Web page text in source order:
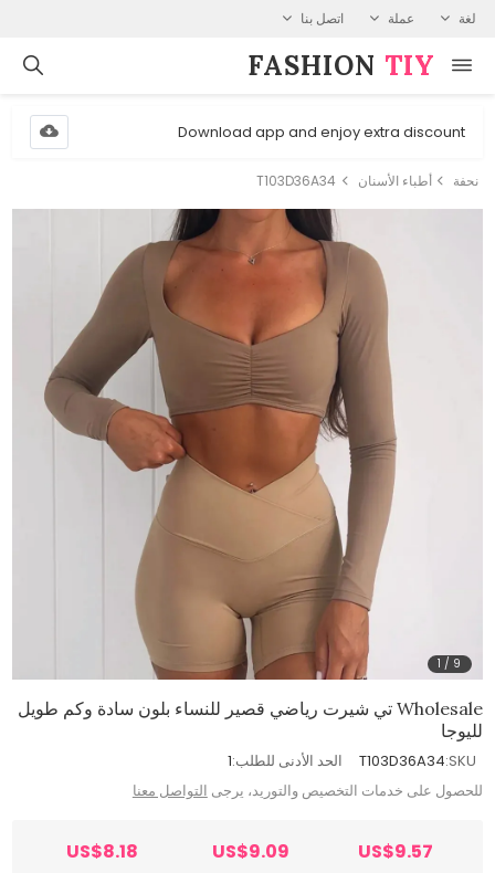
لغة عملة اتصل بنا
FASHION⁠ TIY
Download app and enjoy extra discount
نحفة أطباء الأسنان T103D36A34
1 / 9
Wholesale تي شيرت رياضي قصير للنساء بلون سادة وكم طويل
لليوجا
SKU:
T103D36A34 الحد الأدنى للطلب:1
للحصول على خدمات التخصيص والتوريد، يرجى التواصل معنا
US$9.57
US$9.09
US$8.18